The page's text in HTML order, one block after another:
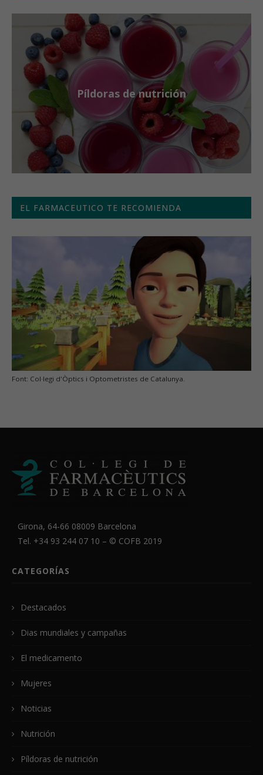
Píldoras de nutrición
EL FARMACEUTICO TE RECOMIENDA
Font: Col·legi d'Òptics i Optometristes de Catalunya.
Girona, 64-66 08009 Barcelona
Tel. +34 93 244 07 10 – © COFB 2019
CATEGORÍAS
Destacados
Dias mundiales y campañas
El medicamento
Mujeres
Noticias
Nutrición
Píldoras de nutrición